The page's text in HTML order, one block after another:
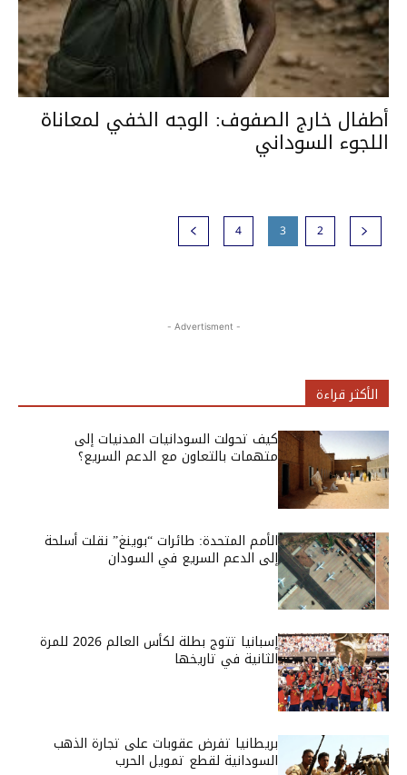
أطفال خارج الصفوف: الوجه الخفي لمعاناة
اللجوء السوداني
2
3
4
- Advertisment -
الأكثر قراءة
كيف تحولت السودانيات المدنيات إلى
متهمات بالتعاون مع الدعم السريع؟
الأمم المتحدة: طائرات “بوينغ” نقلت أسلحة
إلى الدعم السريع في السودان
إسبانيا تتوج بطلة لكأس العالم 2026 للمرة
الثانية في تاريخها
بريطانيا تفرض عقوبات على تجارة الذهب
السودانية لقطع تمويل الحرب